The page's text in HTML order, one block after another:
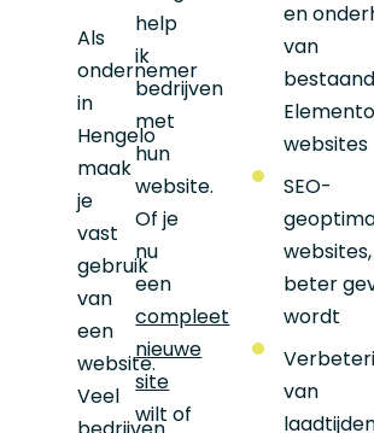
Als
ondernemer
in
Hengelo
maak
je
vast
gebruik
van
een
website.
Veel
help
ik
bedrijven
met
hun
website.
Of je
nu
een
compleet
nieuwe
site
wilt of
en
van
websites
SEO-
beter
wordt
van